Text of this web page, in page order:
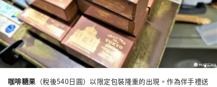
咖啡糖果 （稅後540日圓）以限定包裝隆重的出現。作為伴手禮送